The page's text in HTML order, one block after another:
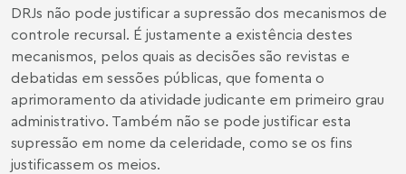
DRJs não pode justificar a supressão dos mecanismos de
controle recursal. É justamente a existência destes
mecanismos, pelos quais as decisões são revistas e
debatidas em sessões públicas, que fomenta o
aprimoramento da atividade judicante em primeiro grau
administrativo. Também não se pode justificar esta
supressão em nome da celeridade, como se os fins
justificassem os meios.